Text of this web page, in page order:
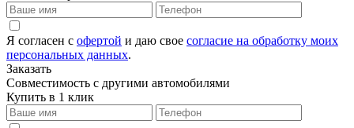
Я согласен с офертой и даю свое согласие на обработку моих
персональных данных.
Заказать
Совместимость с другими автомобилями
Купить в 1 клик